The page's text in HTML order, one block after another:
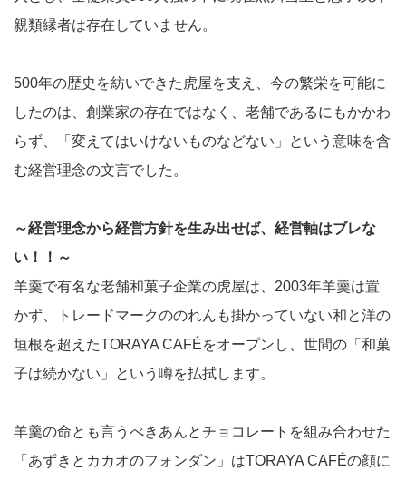
親類縁者は存在していません。
500年の歴史を紡いできた虎屋を支え、今の繁栄を可能に
したのは、創業家の存在ではなく、老舗であるにもかかわ
らず、「変えてはいけないものなどない」という意味を含
む経営理念の文言でした。
～経営理念から経営方針を生み出せば、経営軸はブレな
い！！～
羊羹で有名な老舗和菓子企業の虎屋は、2003年羊羹は置
かず、トレードマークののれんも掛かっていない和と洋の
垣根を超えたTORAYA CAFÉをオープンし、世間の「和菓
子は続かない」という噂を払拭します。
羊羹の命とも言うべきあんとチョコレートを組み合わせた
「あずきとカカオのフォンダン」はTORAYA CAFÉの顔に